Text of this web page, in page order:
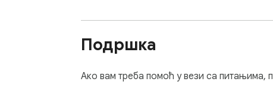
Подршка
Ако вам треба помоћ у вези са питањима,